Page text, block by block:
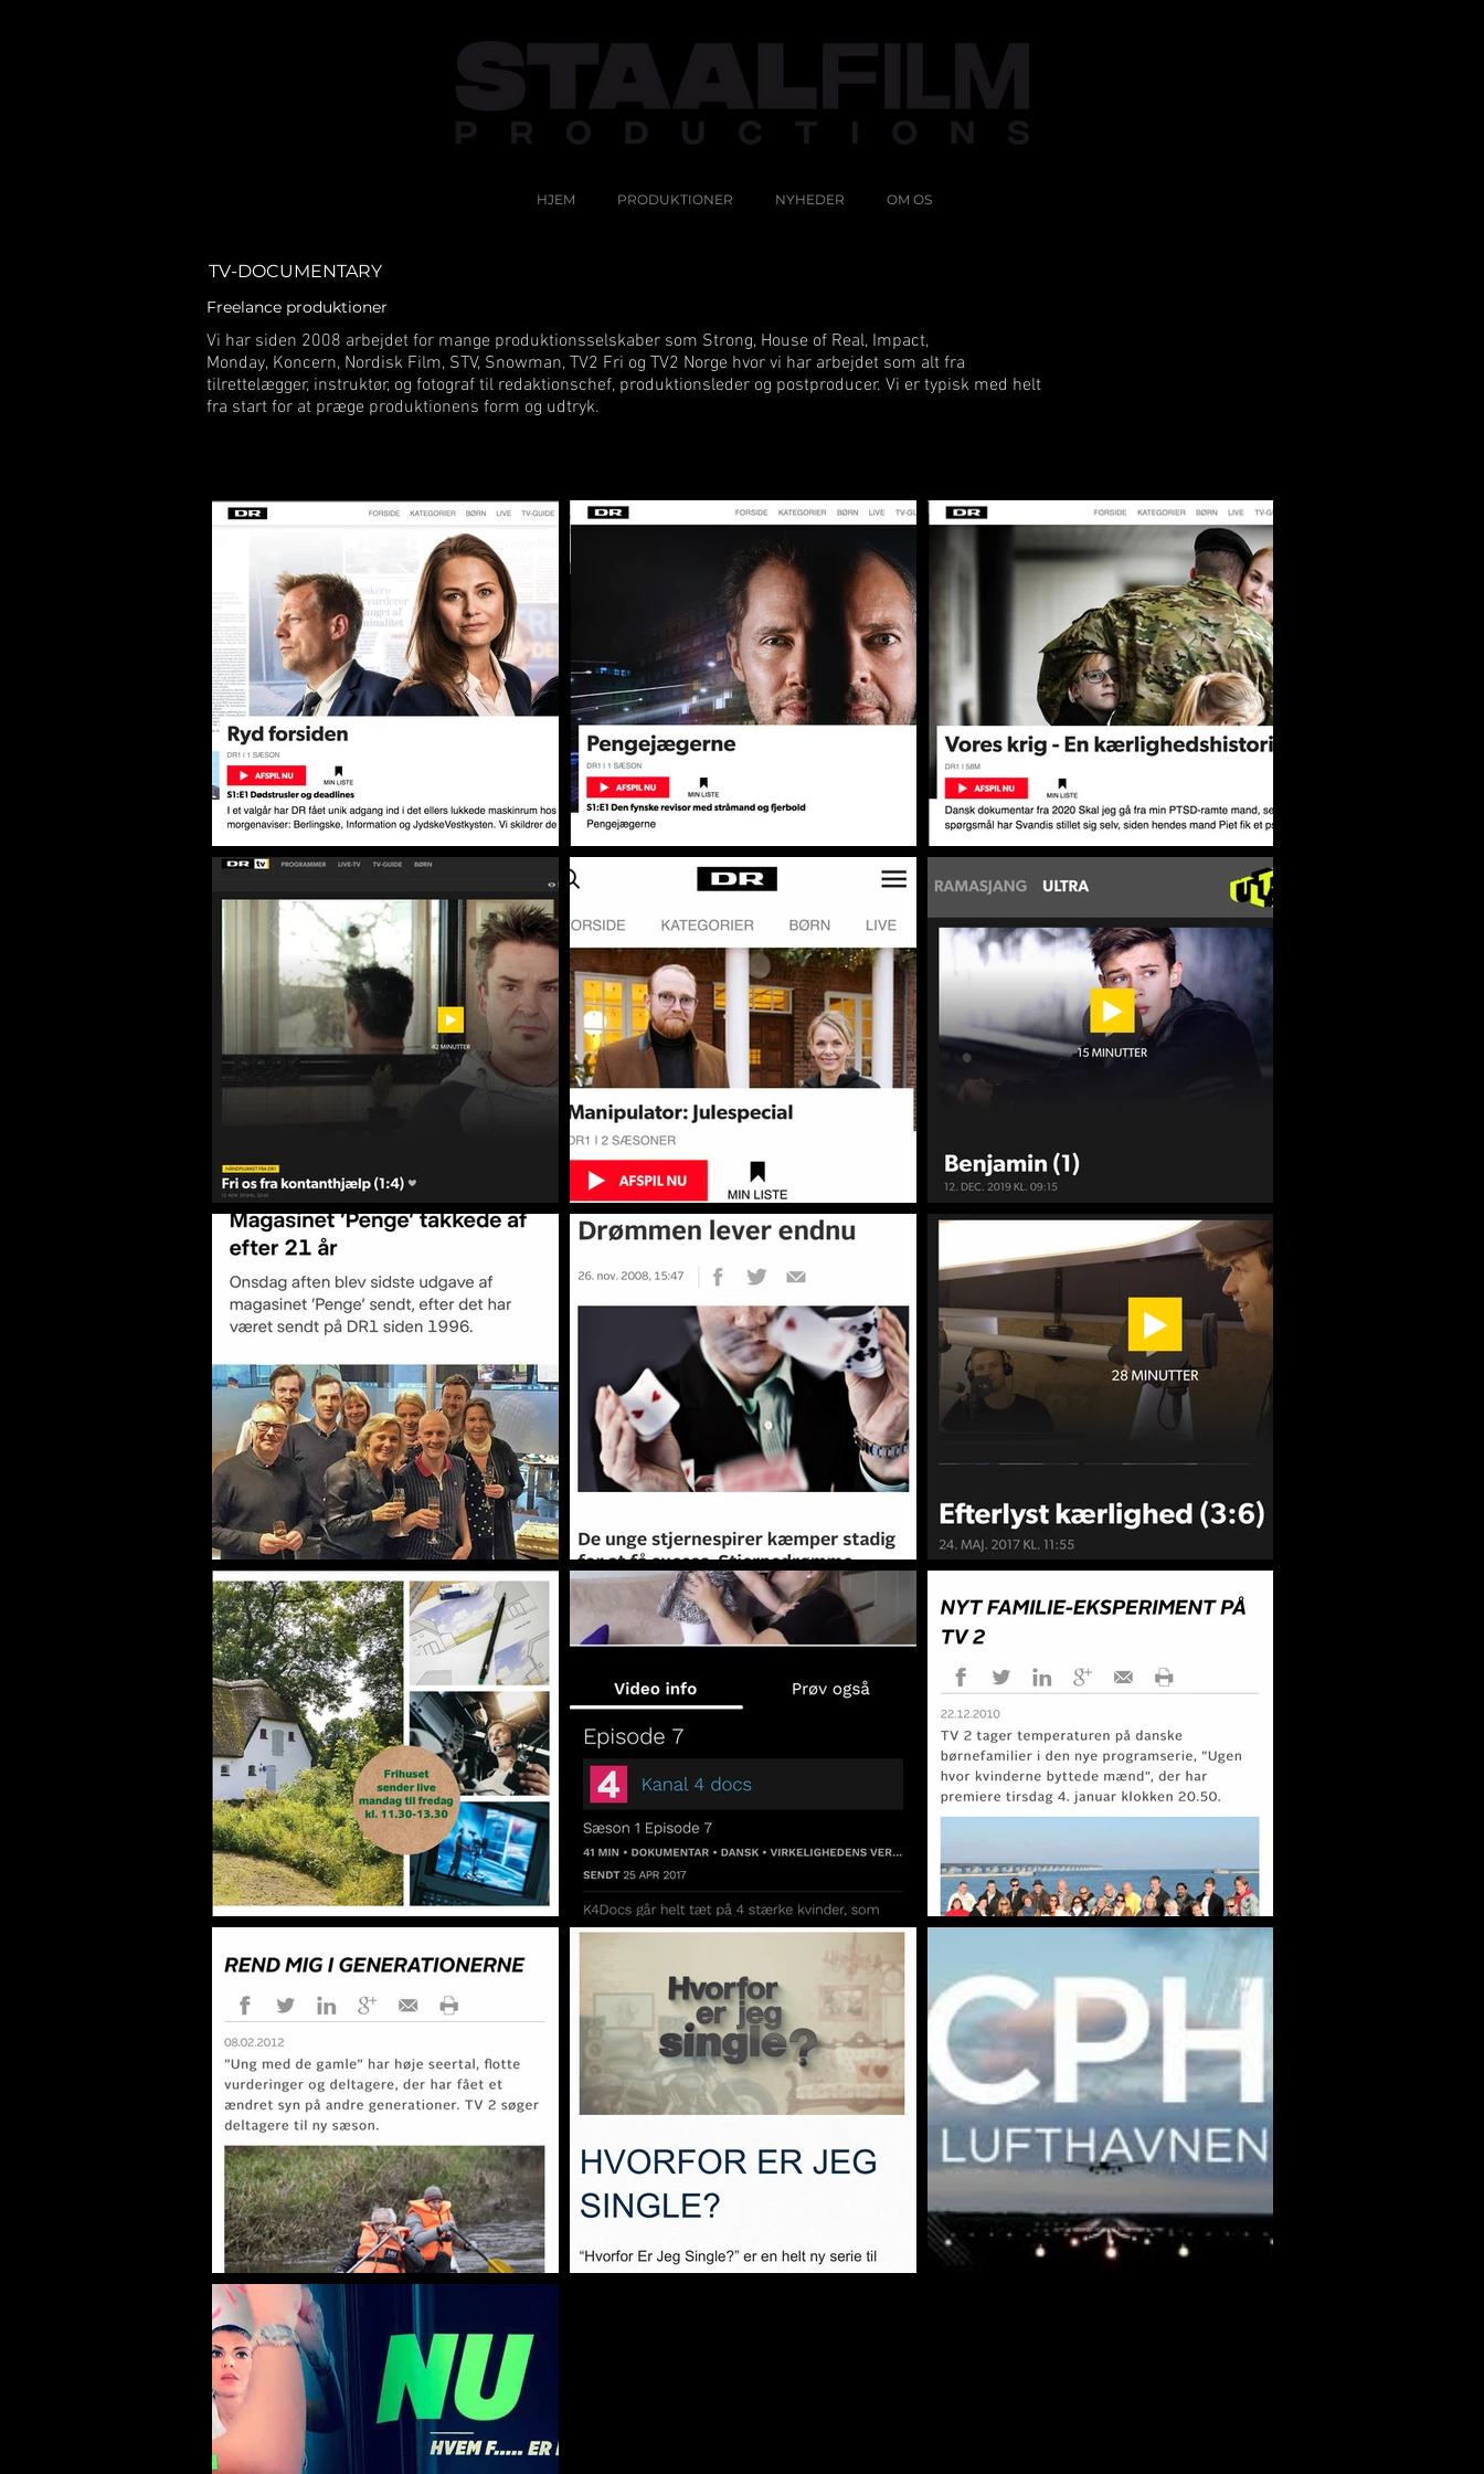
HJEM PRODUKTIONER NYHEDER OM OS
TV-DOCUMENTARY
Freelance produktioner
Vi har siden 2008 arbejdet for mange produktionsselskaber som Strong, House of Real, Impact,
Monday, Koncern, Nordisk Film, STV, Snowman, TV2 Fri og TV2 Norge hvor vi har arbejdet som alt fra
tilrettelægger, instruktør, og fotograf til redaktionschef, produktionsleder og postproducer. Vi er typisk med helt
fra start for at præge produktionens form og udtryk.